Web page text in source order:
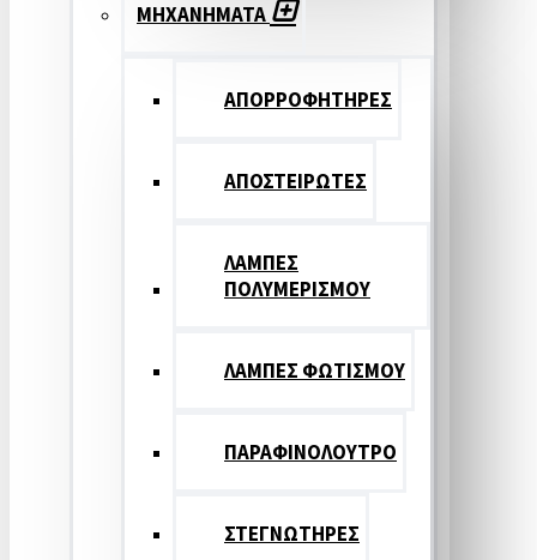
ΜΗΧΑΝΗΜΑΤΑ
ΑΠΟΡΡΟΦΗΤΗΡΕΣ
ΑΠΟΣΤΕΙΡΩΤΕΣ
ΛΑΜΠΕΣ
ΠΟΛΥΜΕΡΙΣΜΟΥ
ΛΑΜΠΕΣ ΦΩΤΙΣΜΟΥ
ΠΑΡΑΦΙΝΟΛΟΥΤΡΟ
ΣΤΕΓΝΩΤΗΡΕΣ